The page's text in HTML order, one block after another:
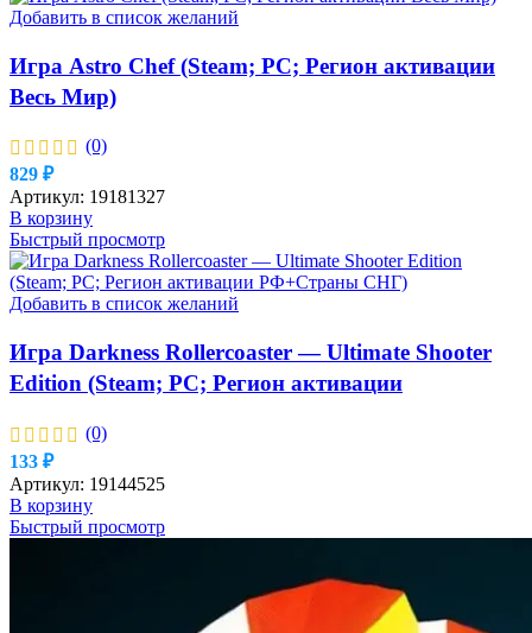
Добавить в список желаний
Игра Astro Chef (Steam; PC; Регион активации
Весь Мир)
(0)
829 ₽
Артикул: 19181327
В корзину
Быстрый просмотр
Добавить в список желаний
Игра Darkness Rollercoaster — Ultimate Shooter
Edition (Steam; PC; Регион активации
(0)
133 ₽
Артикул: 19144525
В корзину
Быстрый просмотр